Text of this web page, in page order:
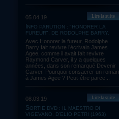
05.04.19
FUREUR", DE RODOLPHE BARRY.
Avec Honorer la fureur, Rodolphe
Barry fait revivre l’écrivain James
Agee, comme il avait fait revivre
Raymond Carver, il y a quelques
années, dans son remarqué Devenir
Carver. Pourquoi consacrer un roman
à James Agee ? Peut-être parce...
Lire la suite
08.03.19
SORTIE DVD : IL MAESTRO DI
VIGEVANO, D'ELIO PETRI (1963)
Lire la suite